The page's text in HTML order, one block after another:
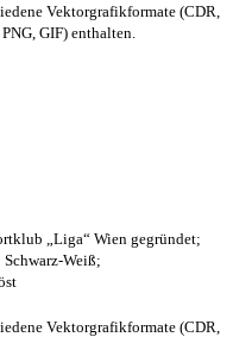
Vektorgrafikformate (CDR,
GIF) enthalten.
„Liga“ Wien gegründet;
Weiß;
Vektorgrafikformate (CDR,